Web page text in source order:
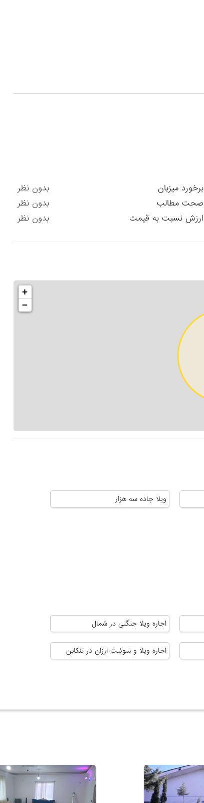
برخورد میزبان
بدون نظر
صحت مطالب
بدون نظر
ارزش نسبت به قیمت بدون نظر
+
−
ویلا جاده سه هزار
اجاره ویلا جنگلی در شمال
اجاره ویلا و سوئیت ارزان در تنکابن